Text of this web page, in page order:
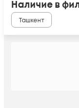
Наличие в
Ташкент